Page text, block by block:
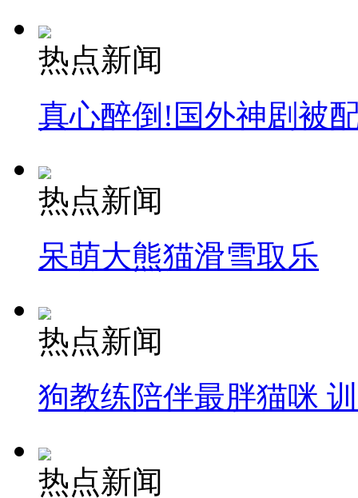
热点新闻
真心醉倒!国外神剧被
热点新闻
呆萌大熊猫滑雪取乐
热点新闻
狗教练陪伴最胖猫咪
热点新闻